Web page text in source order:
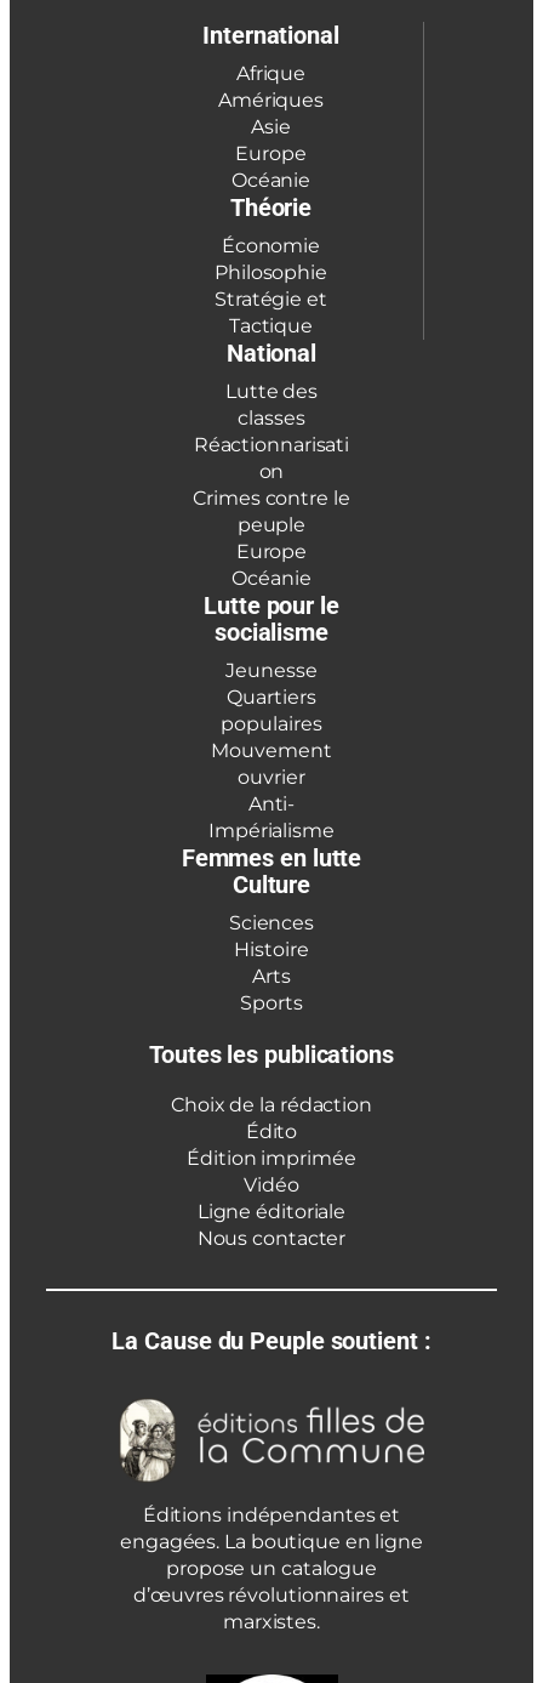
International
Afrique
Amériques
Asie
Europe
Océanie
Théorie
Économie
Philosophie
Stratégie et
Tactique
National
Lutte des
classes
Réactionnarisati
on
Crimes contre le
peuple
Europe
Océanie
Lutte pour le
socialisme
Jeunesse
Quartiers
populaires
Mouvement
ouvrier
Anti-
Impérialisme
Femmes en lutte
Culture
Sciences
Histoire
Arts
Sports
Toutes les publications
Choix de la rédaction
Édito
Édition imprimée
Vidéo
Ligne éditoriale
Nous contacter
La Cause du Peuple soutient :
Éditions indépendantes et
engagées. La boutique en ligne
propose un catalogue
d’œuvres révolutionnaires et
marxistes.